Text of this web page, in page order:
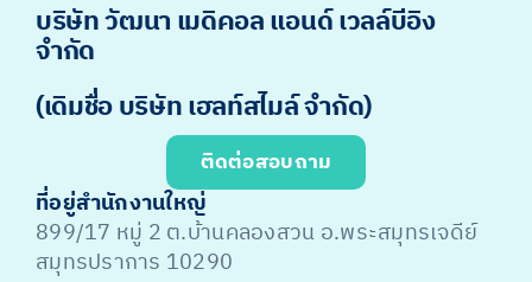
บริษัท วัฒนา เมดิคอล แอนด์ เวลล์บีอิง
จำกัด
(เดิมชื่อ บริษัท เฮลท์สไมล์ จำกัด)
ติดต่อสอบถาม
ที่อยู่สำนักงานใหญ่
899/17 หมู่ 2 ต.บ้านคลองสวน อ.พระสมุทรเจดีย์
สมุทรปราการ 10290